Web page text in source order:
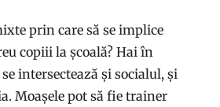
prin care să se implice
copiii la școală? Hai în
intersectează și socialul, și
Moașele pot să fie trainer